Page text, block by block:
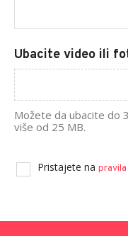
Ubacite video ili
Možete da ubacite do
više od 25 MB.
Pristajete na